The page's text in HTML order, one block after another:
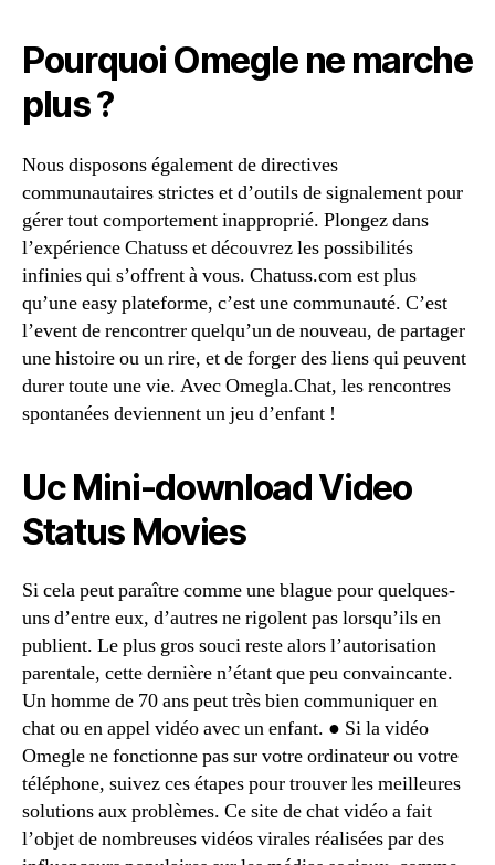
Pourquoi Omegle ne marche
plus ?
Nous disposons également de directives
communautaires strictes et d’outils de signalement pour
gérer tout comportement inapproprié. Plongez dans
l’expérience Chatuss et découvrez les possibilités
infinies qui s’offrent à vous. Chatuss.com est plus
qu’une easy plateforme, c’est une communauté. C’est
l’event de rencontrer quelqu’un de nouveau, de partager
une histoire ou un rire, et de forger des liens qui peuvent
durer toute une vie. Avec Omegla.Chat, les rencontres
spontanées deviennent un jeu d’enfant !
Uc Mini-download Video
Status Movies
Si cela peut paraître comme une blague pour quelques-
uns d’entre eux, d’autres ne rigolent pas lorsqu’ils en
publient. Le plus gros souci reste alors l’autorisation
parentale, cette dernière n’étant que peu convaincante.
Un homme de 70 ans peut très bien communiquer en
chat ou en appel vidéo avec un enfant. ● Si la vidéo
Omegle ne fonctionne pas sur votre ordinateur ou votre
téléphone, suivez ces étapes pour trouver les meilleures
solutions aux problèmes. Ce site de chat vidéo a fait
l’objet de nombreuses vidéos virales réalisées par des